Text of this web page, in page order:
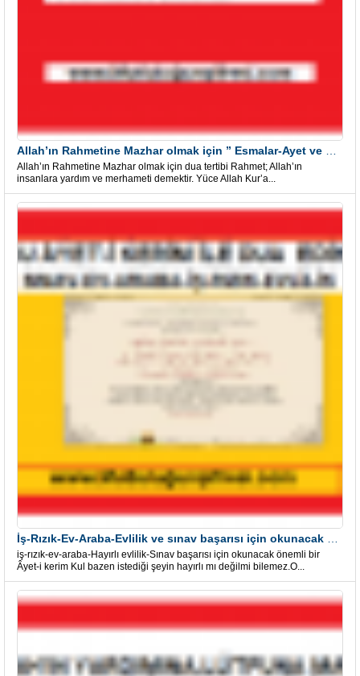
Allah’ın Rahmetine Mazhar olmak için dua tertibi Rahmet; Allah’ın
insanlara yardım ve merhameti demektir. Yüce Allah Kur’a...
iş-rızık-ev-araba-Hayırlı evlilik-Sınav başarısı için okunacak önemli bir
Âyet-i kerim Kul bazen istediği şeyin hayırlı mı değilmi bilemez.O...